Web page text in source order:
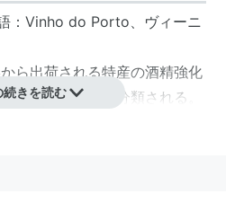
：Vinho do Porto、ヴィーニ
から出荷される特産の酒精強化
は甘味果実酒に分類される。
続きを読む